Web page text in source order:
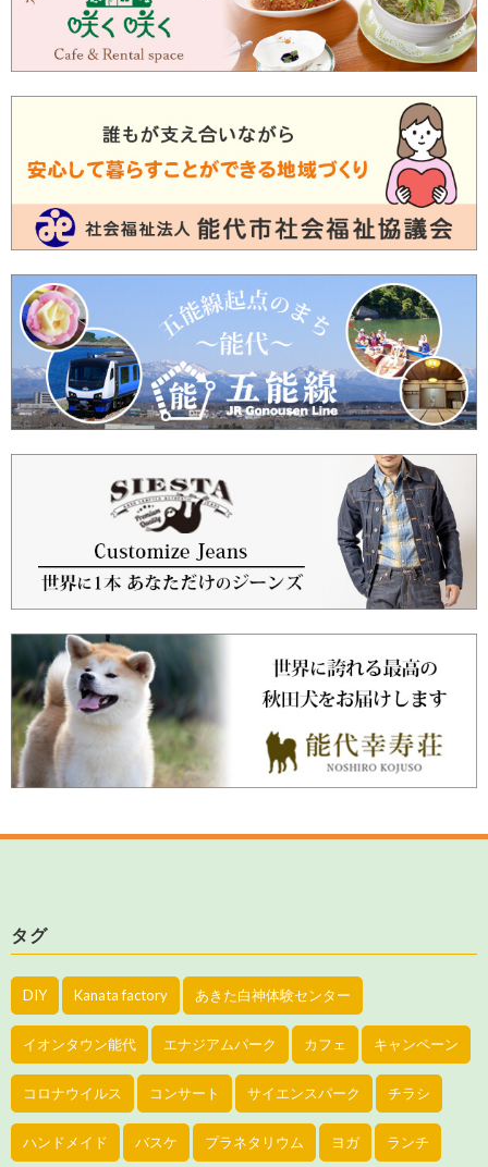
タグ
DIY Kanata factory あきた白神体験センター
イオンタウン能代 エナジアムパーク カフェ キャンペーン
コロナウイルス コンサート サイエンスパーク チラシ
ハンドメイド バスケ プラネタリウム ヨガ ランチ